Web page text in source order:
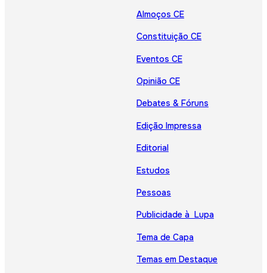
Almoços CE
Constituição CE
Eventos CE
Opinião CE
Debates & Fóruns
Edição Impressa
Editorial
Estudos
Pessoas
Publicidade à Lupa
Tema de Capa
Temas em Destaque